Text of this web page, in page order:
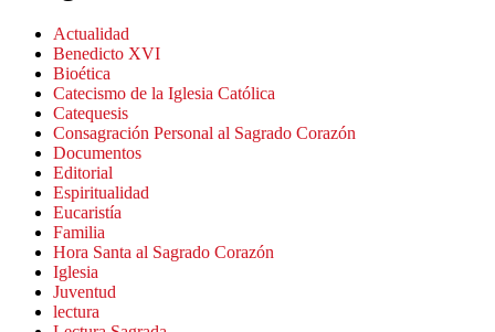
Actualidad
Benedicto XVI
Bioética
Catecismo de la Iglesia Católica
Catequesis
Consagración Personal al Sagrado Corazón
Documentos
Editorial
Espiritualidad
Eucaristía
Familia
Hora Santa al Sagrado Corazón
Iglesia
Juventud
lectura